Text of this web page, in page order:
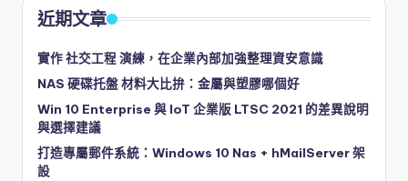
近期文章
實作 社交工程 演練，在企業內部加強整理資安意識
NAS 硬碟托盤 材料大比拚：金屬與塑膠哪個好
Win 10 Enterprise 與 IoT 企業版 LTSC 2021 的差異說明
與選擇建議
打造專屬郵件系統：Windows 10 Nas + hMailServer 架
設